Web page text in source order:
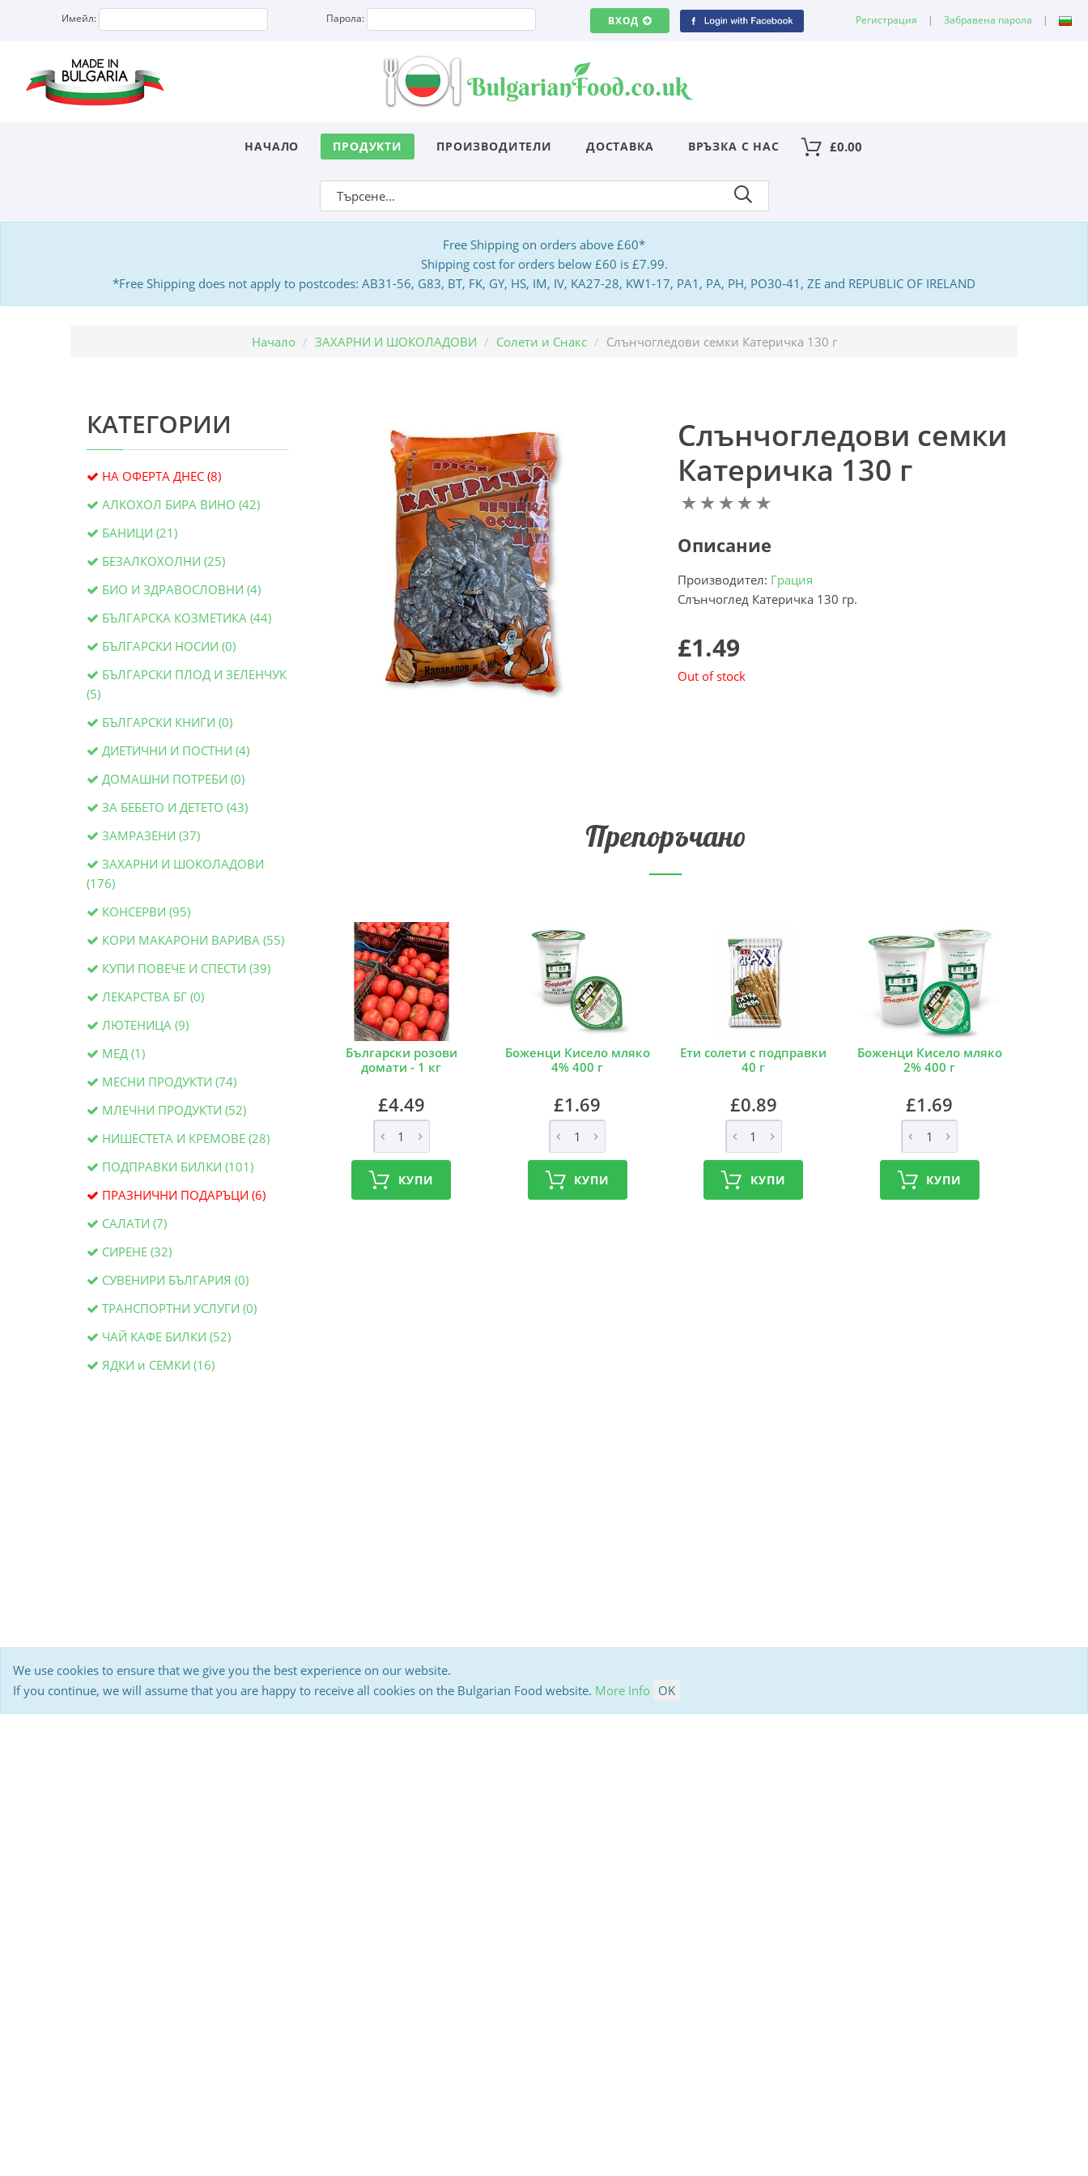
Имейл: Парола: ВХОД Регистрация | Забравена парола |
НАЧАЛО ПРОДУКТИ ПРОИЗВОДИТЕЛИ ДОСТАВКА ВРЪЗКА С НАС £0.00
Free Shipping on orders above £60*
Shipping cost for orders below £60 is £7.99.
*Free Shipping does not apply to postcodes: AB31-56, G83, BT, FK, GY, HS, IM, IV, KA27-28, KW1-17, PA1, PA, PH, PO30-41, ZE and REPUBLIC OF IRELAND
Начало ЗАХАРНИ И ШОКОЛАДОВИ Солети и Снакс Слънчогледови семки Катеричка 130 г
КАТЕГОРИИ
НА ОФЕРТА ДНЕС (8)
АЛКОХОЛ БИРА ВИНО (42)
БАНИЦИ (21)
БЕЗАЛКОХОЛНИ (25)
БИО И ЗДРАВОСЛОВНИ (4)
БЪЛГАРСКА КОЗМЕТИКА (44)
БЪЛГАРСКИ НОСИИ (0)
БЪЛГАРСКИ ПЛОД И ЗЕЛЕНЧУК
(5)
БЪЛГАРСКИ КНИГИ (0)
ДИЕТИЧНИ И ПОСТНИ (4)
ДОМАШНИ ПОТРЕБИ (0)
ЗА БЕБЕТО И ДЕТЕТО (43)
ЗАМРАЗЕНИ (37)
ЗАХАРНИ И ШОКОЛАДОВИ
(176)
КОНСЕРВИ (95)
КОРИ МАКАРОНИ ВАРИВА (55)
КУПИ ПОВЕЧЕ И СПЕСТИ (39)
ЛЕКАРСТВА БГ (0)
ЛЮТЕНИЦА (9)
МЕД (1)
МЕСНИ ПРОДУКТИ (74)
МЛЕЧНИ ПРОДУКТИ (52)
НИШЕСТЕТА И КРЕМОВЕ (28)
ПОДПРАВКИ БИЛКИ (101)
ПРАЗНИЧНИ ПОДАРЪЦИ (6)
САЛАТИ (7)
СИРЕНЕ (32)
СУВЕНИРИ БЪЛГАРИЯ (0)
ТРАНСПОРТНИ УСЛУГИ (0)
ЧАЙ КАФЕ БИЛКИ (52)
ЯДКИ и СЕМКИ (16)
Слънчогледови семки
Катеричка 130 г
Описание
Производител: Грация
Слънчоглед Катеричка 130 гр.
£1.49
Out of stock
Препоръчано
Български розови
домати - 1 кг
£4.49
КУПИ
Боженци Кисело мляко
4% 400 г
£1.69
КУПИ
Ети солети с подправки
40 г
£0.89
КУПИ
Боженци Кисело мляко
2% 400 г
£1.69
КУПИ
We use cookies to ensure that we give you the best experience on our website.
If you continue, we will assume that you are happy to receive all cookies on the Bulgarian Food website. More Info OK